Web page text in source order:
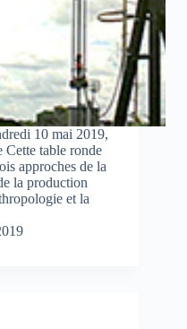
10 mai 2019,
Cette table ronde
approches de la
la production
et la